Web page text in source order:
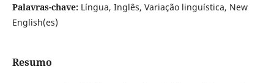
Palavras-chave: Língua, Inglês, Variação linguística, New
English(es)
Resumo